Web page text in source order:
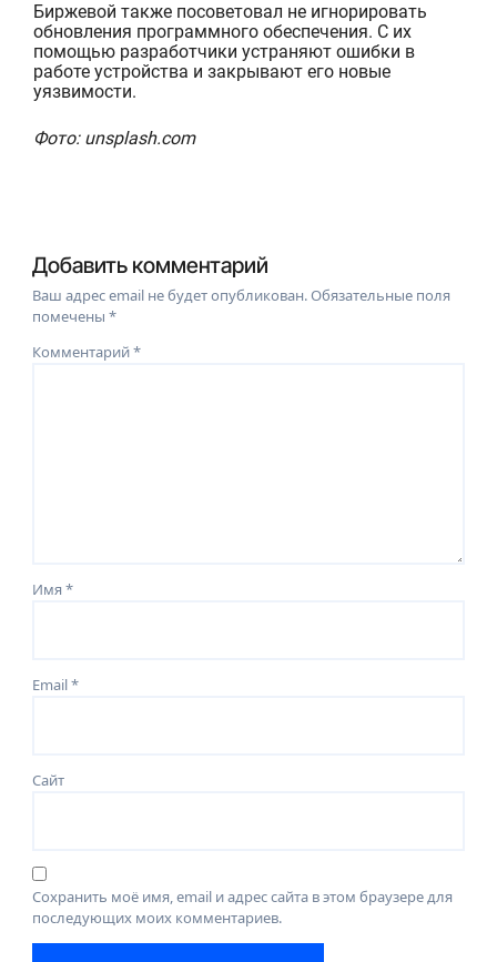
Биржевой также посоветовал не игнорировать
обновления программного обеспечения. С их
помощью разработчики устраняют ошибки в
работе устройства и закрывают его новые
уязвимости.
Фото: unsplash.com
Добавить комментарий
Ваш адрес email не будет опубликован.Обязательные поля
помечены*
Комментарий*
Имя*
Email*
Сайт
Сохранить моё имя, email и адрес сайта в этом браузере для
последующих моих комментариев.